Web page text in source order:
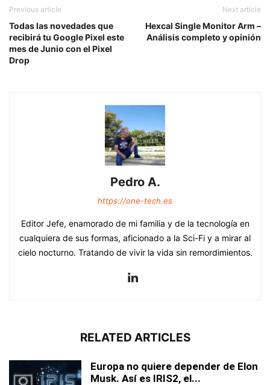
Previous article
Todas las novedades que
recibirá tu Google Pixel este
mes de Junio con el Pixel
Drop
Next article
Hexcal Single Monitor Arm –
Análisis completo y opinión
Pedro A.
https://one-tech.es
Editor Jefe, enamorado de mi familia y de la tecnología en
cualquiera de sus formas, aficionado a la Sci-Fi y a mirar al
cielo nocturno. Tratando de vivir la vida sin remordimientos.
RELATED ARTICLES
Europa no quiere depender de Elon
Musk. Así es IRIS2, el...